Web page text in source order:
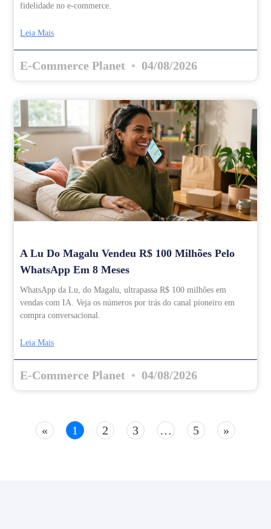
fidelidade no e-commerce.
Leia Mais
E-Commerce Planet 04/08/2026
A Lu Do Magalu Vendeu R$ 100 Milhões Pelo
WhatsApp Em 8 Meses
WhatsApp da Lu, do Magalu, ultrapassa R$ 100 milhões em
vendas com IA. Veja os números por trás do canal pioneiro em
compra conversacional.
Leia Mais
E-Commerce Planet 04/08/2026
« 1 2 3 … 5 »